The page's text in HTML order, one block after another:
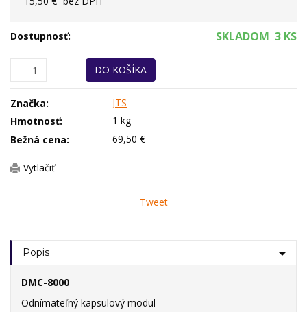
Dostupnosť: SKLADOM 3 KS
DO KOŠÍKA
Značka:
JTS
Hmotnosť:
1 kg
Bežná cena:
69,50 €
Vytlačiť
Tweet
Popis
DMC-8000
Odnímateľný kapsulový modul